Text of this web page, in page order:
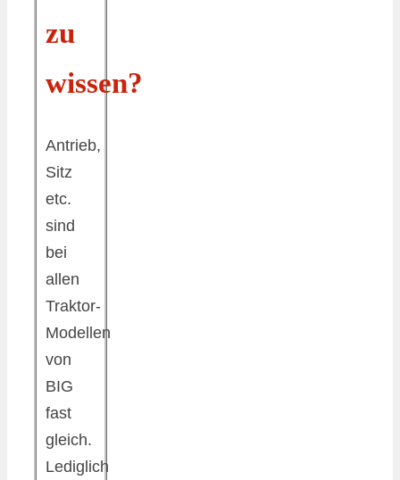
zu
wissen?
Antrieb,
Sitz
etc.
sind
bei
allen
Traktor-
Modellen
von
BIG
fast
gleich.
Lediglich